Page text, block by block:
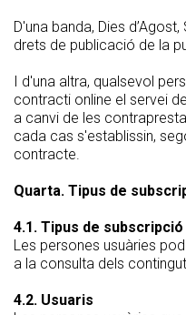
D'una banda, Dies
drets de publicació de la
I d'una altra, qualsevol
contracti online el servei
a canvi de les
cada cas s'establissin,
contracte.
Quarta. Tipus de
4.1. Tipus de subscripció
Les persones usuàries
a la consulta dels
4.2. Usuaris